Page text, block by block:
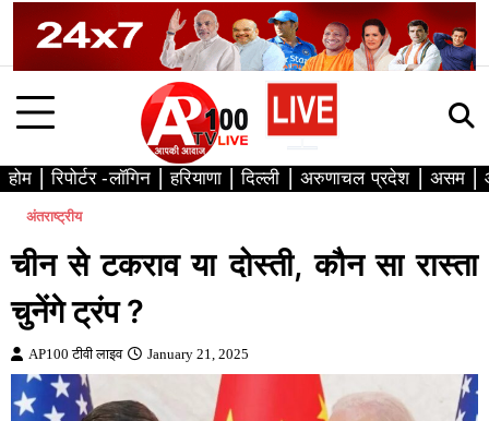
content
होम रिपोर्टर -लॉगिन हरियाणा दिल्ली अरुणाचल प्रदेश असम
अंतराष्ट्रीय
चीन से टकराव या दोस्ती, कौन सा रास्ता
चुनेंगे ट्रंप ?
AP100 टीवी लाइव January 21, 2025